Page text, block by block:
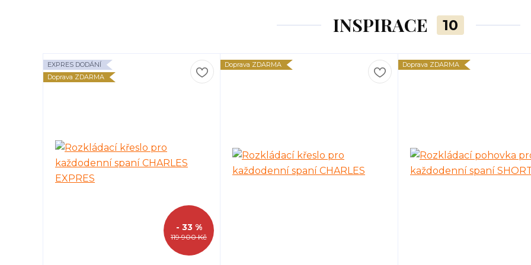
INSPIRACE 10
EXPRES DODÁNÍ
Doprava ZDARMA
119 900 Kč
- 33 %
Doprava ZDARMA Doprava ZDARMA